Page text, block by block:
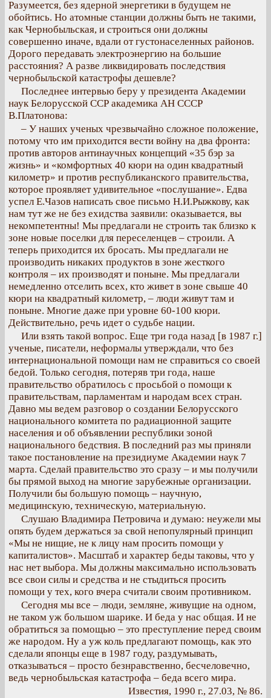
Разумеется, без ядерной энергетики в будущем не
обойтись. Но атомные станции должны быть не такими,
как Чернобыльская, и строиться они должны
совершенно иначе, вдали от густонаселенных районов.
Дорого передавать электроэнергию на большие
расстояния? А разве ликвидировать последствия
чернобыльской катастрофы дешевле?
Последнее интервью беру у президента Академии
наук Белорусской ССР академика АН СССР
В.Платонова:
– У наших ученых чрезвычайно сложное положение,
потому что им приходится вести войну на два фронта:
против авторов антинаучных концепций «35 бэр за
жизнь» и «комфортных 40 кюри на один квадратный
километр» и против республиканского правительства,
которое проявляет удивительное «послушание». Едва
успел Е.Чазов написать свое письмо Н.И.Рыжкову, как
нам тут же не без ехидства заявили: оказывается, вы
некомпетентны! Мы предлагали не строить так близко к
зоне новые поселки для переселенцев – строили. А
теперь приходится их бросать. Мы предлагали не
производить никаких продуктов в зоне жесткого
контроля – их производят и поныне. Мы предлагали
немедленно отселить всех, кто живет в зоне свыше 40
кюри на квадратный километр, – люди живут там и
поныне. Многие даже при уровне 60-100 кюри.
Действительно, речь идет о судьбе нации.
Или взять такой вопрос. Еще три года назад [в 1987 г.]
ученые, писатели, неформалы утверждали, что без
интернациональной помощи нам не справиться со своей
бедой. Только сегодня, потеряв три года, наше
правительство обратилось с просьбой о помощи к
правительствам, парламентам и народам всех стран.
Давно мы ведем разговор о создании Белорусского
национального комитета по радиационной защите
населения и об объявлении республики зоной
национального бедствия. В последний раз мы приняли
такое постановление на президиуме Академии наук 7
марта. Сделай правительство это сразу – и мы получили
бы прямой выход на многие зарубежные организации.
Получили бы большую помощь – научную,
медицинскую, техническую, материальную.
Слушаю Владимира Петровича и думаю: неужели мы
опять будем держаться за свой непопулярный принцип
«Мы не нищие, не к лицу нам просить помощи у
капиталистов». Масштаб и характер беды таковы, что у
нас нет выбора. Мы должны максимально использовать
все свои силы и средства и не стыдиться просить
помощи у тех, кого вчера считали своим противником.
Сегодня мы все – люди, земляне, живущие на одном,
не таком уж большом шарике. И беда у нас общая. И не
обратиться за помощью – это преступление перед своим
же народом. Ну а уж коль предлагают помощь, как это
сделали японцы еще в 1987 году, раздумывать,
отказываться – просто безнравственно, бесчеловечно,
ведь чернобыльская катастрофа – беда всего мира.
Известия, 1990 г., 27.03, № 86.